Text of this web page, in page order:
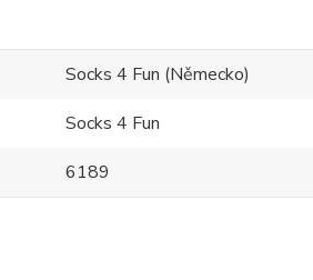
Socks 4 Fun (Německo)
Socks 4 Fun
6189